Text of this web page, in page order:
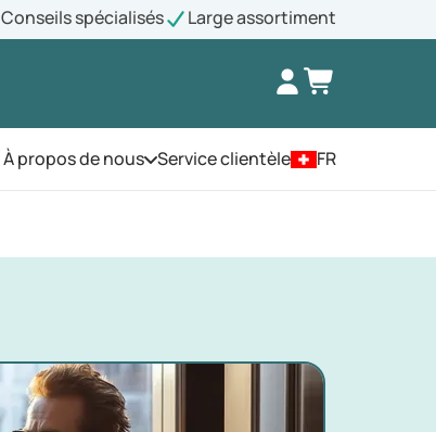
Conseils spécialisés Large assortiment
À propos de nousOuvrez le menu
Service clientèle FR